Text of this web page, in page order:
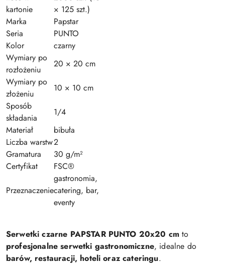
kartonie
× 125 szt.)
Marka
Papstar
Seria
PUNTO
Kolor
czarny
Wymiary po
rozłożeniu
20 × 20 cm
Wymiary po
złożeniu
10 × 10 cm
Sposób
składania
1/4
Materiał
bibuła
Liczba warstw2
Gramatura
30 g/m²
Certyfikat
FSC®
Przeznaczenie
gastronomia,
catering, bar,
eventy
Serwetki czarne PAPSTAR PUNTO 20x20 cm to
profesjonalne serwetki gastronomiczne, idealne do
barów, restauracji, hoteli oraz cateringu.